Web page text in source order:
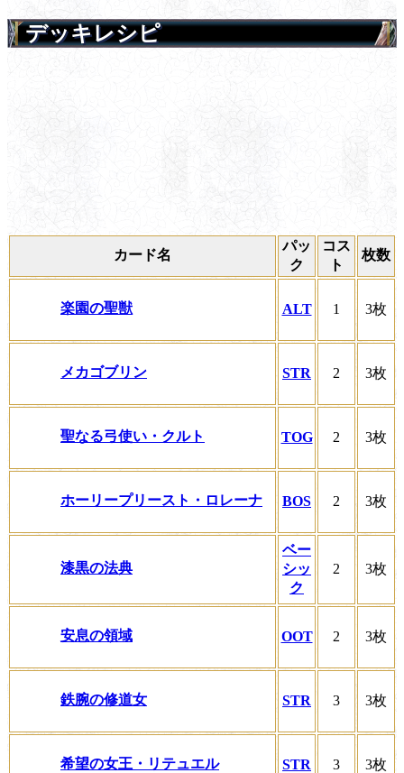
デッキレシピ
カード名
パッ
ク
コス
ト
枚数
楽園の聖獣 ALT 1 3枚
メカゴブリン STR 2 3枚
聖なる弓使い・クルト TOG 2 3枚
ホーリープリースト・ロレーナ BOS 2 3枚
漆黒の法典
ベー
シッ
ク
2 3枚
安息の領域 OOT 2 3枚
鉄腕の修道女 STR 3 3枚
希望の女王・リテュエル STR 3 3枚